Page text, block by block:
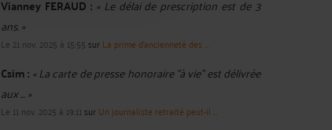
Vianney FERAUD : « Le délai de prescription est de 3
ans. »
Le 21 nov. 2025 à 15:55 sur La prime d'ancienneté des ...
Csim : « La carte de presse honoraire "à vie" est délivrée
aux ... »
Le 11 nov. 2025 à 19:11 sur Un journaliste retraité peut-il ...